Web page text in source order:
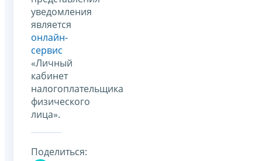
уведомления
является
онлайн-
сервис
«Личный
кабинет
налогоплательщика
физического
лица».
Поделиться: